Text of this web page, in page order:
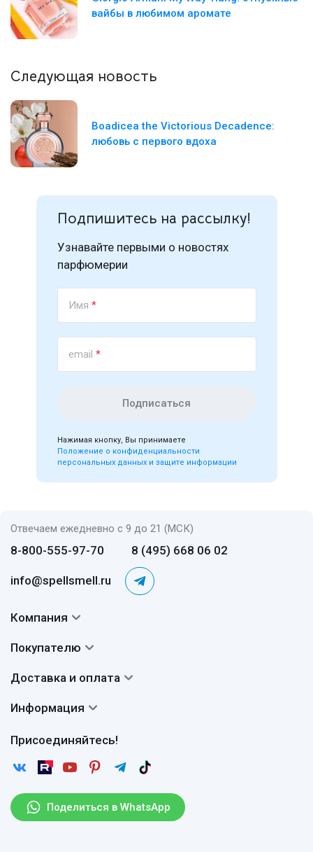
вайбы в любимом аромате
Следующая новость
Boadicea the Victorious Decadence:
любовь с первого вдоха
Подпишитесь на рассылку!
Узнавайте первыми о новостях
парфюмерии
Имя *
email *
Подписаться
Нажимая кнопку, Вы принимаете
Положение о конфиденциальности
персональных данных и защите информации
Отвечаем ежедневно с 9 до 21 (МСК)
8-800-555-97-70 8 (495) 668 06 02
info@spellsmell.ru
Поделиться в WhatsApp
Присоединяйтесь!
Компания
Авторы
Сертификаты
Покупателю
Вопросы и ответы
Отзывы
Рассылка
Доставка и оплата
Доставка
Возврат
Информация
Пользовательское соглашение
Защита персональных данных
Правила продажи товаров (Постановление Правительства